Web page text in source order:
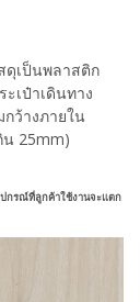
ดุเป็นพลาสติก
เป๋าเดินทาง
ว้างภายใน
น 25mm)
กรณ์ที่ลูกค้าใช้งานจะแตก